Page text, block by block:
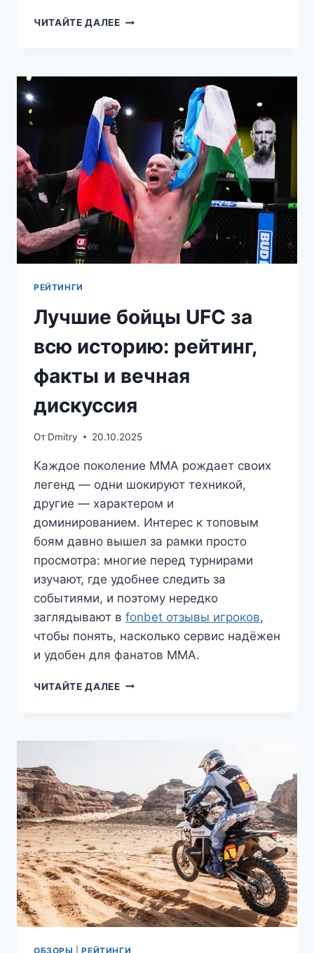
ЧИТАЙТЕ ДАЛЕЕГОНКИ
ЧТО
ЗА
СПОРТА?
РЕЙТИНГИ
Лучшие бойцы UFC за
всю историю: рейтинг,
факты и вечная
дискуссия
От Dmitry 20.10.2025
Каждое поколение ММА рождает своих
легенд — одни шокируют техникой,
другие — характером и
доминированием. Интерес к топовым
боям давно вышел за рамки просто
просмотра: многие перед турнирами
изучают, где удобнее следить за
событиями, и поэтому нередко
заглядывают в fonbet отзывы игроков,
чтобы понять, насколько сервис надёжен
и удобен для фанатов ММА.
ЧИТАЙТЕ ДАЛЕЕЛУЧШИЕ
ФАКТЫ
И
ВЕЧНАЯ
ДИСКУССИЯ
ОБЗОРЫ |РЕЙТИНГИ